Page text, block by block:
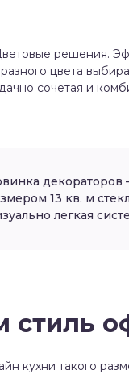
решения.
цвета
сочетая и
декораторов
13 кв. м
легкая
стиль
кухни такого